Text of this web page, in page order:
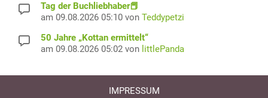
Tag der Buchliebhaber📕
am 09.08.2026 05:10 von Teddypetzi
50 Jahre „Kottan ermittelt“
am 09.08.2026 05:02 von littlePanda
IMPRESSUM